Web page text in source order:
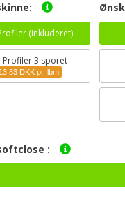
(inkluderet)
Profiler 3 sporet
DKK pr. lbm
: